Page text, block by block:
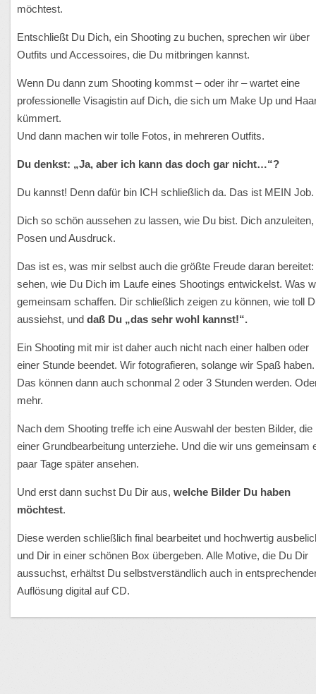
möchtest.
Entschließt Du Dich, ein Shooting zu buchen, sprechen wir über
Outfits und Accessoires, die Du mitbringen kannst.
Wenn Du dann zum Shooting kommst – oder ihr – wartet eine
professionelle Visagistin auf Dich, die sich um Make Up und
kümmert.
Und dann machen wir tolle Fotos, in mehreren Outfits.
Du denkst: „Ja, aber ich kann das doch gar nicht…“?
Du kannst! Denn dafür bin ICH schließlich da. Das ist MEIN Job.
Dich so schön aussehen zu lassen, wie Du bist. Dich anzuleiten,
Posen und Ausdruck.
Das ist es, was mir selbst auch die größte Freude daran bereitet:
sehen, wie Du Dich im Laufe eines Shootings entwickelst. Was
gemeinsam schaffen. Dir schließlich zeigen zu können, wie toll
aussiehst, und daß Du „das sehr wohl kannst!“.
Ein Shooting mit mir ist daher auch nicht nach einer halben oder
einer Stunde beendet. Wir fotografieren, solange wir Spaß haben.
Das können dann auch schonmal 2 oder 3 Stunden werden.
mehr.
Nach dem Shooting treffe ich eine Auswahl der besten Bilder, die
einer Grundbearbeitung unterziehe. Und die wir uns gemeinsam
paar Tage später ansehen.
Und erst dann suchst Du Dir aus,welche Bilder Du haben
möchtest.
Diese werden schließlich final bearbeitet und hochwertig
und Dir in einer schönen Box übergeben. Alle Motive, die Du Dir
aussuchst, erhältst Du selbstverständlich auch in
Auflösung digital auf CD.